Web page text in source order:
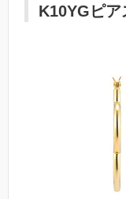
K10YGピア